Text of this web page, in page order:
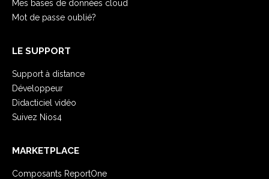
Mes bases de données cloud
Mot de passe oublié?
LE SUPPORT
Support à distance
Développeur
Didacticiel vidéo
Suivez Nios4
MARKETPLACE
Composants ReportOne